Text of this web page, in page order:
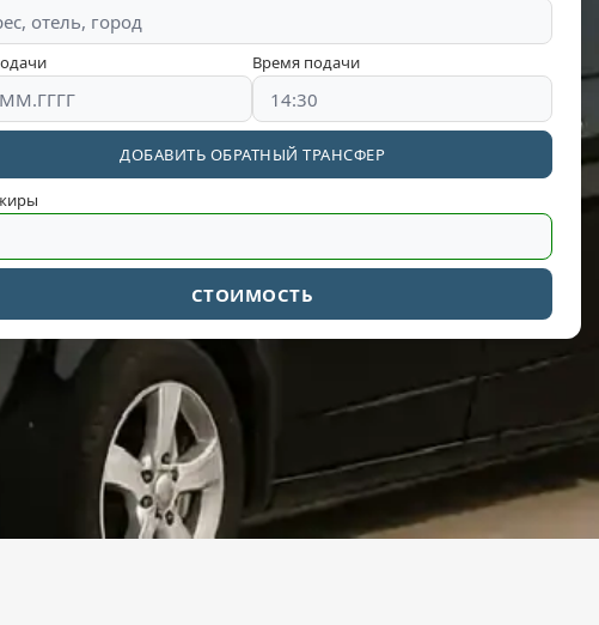
Время подачи
ДОБАВИТЬ ОБРАТНЫЙ ТРАНСФЕР
СТОИМОСТЬ